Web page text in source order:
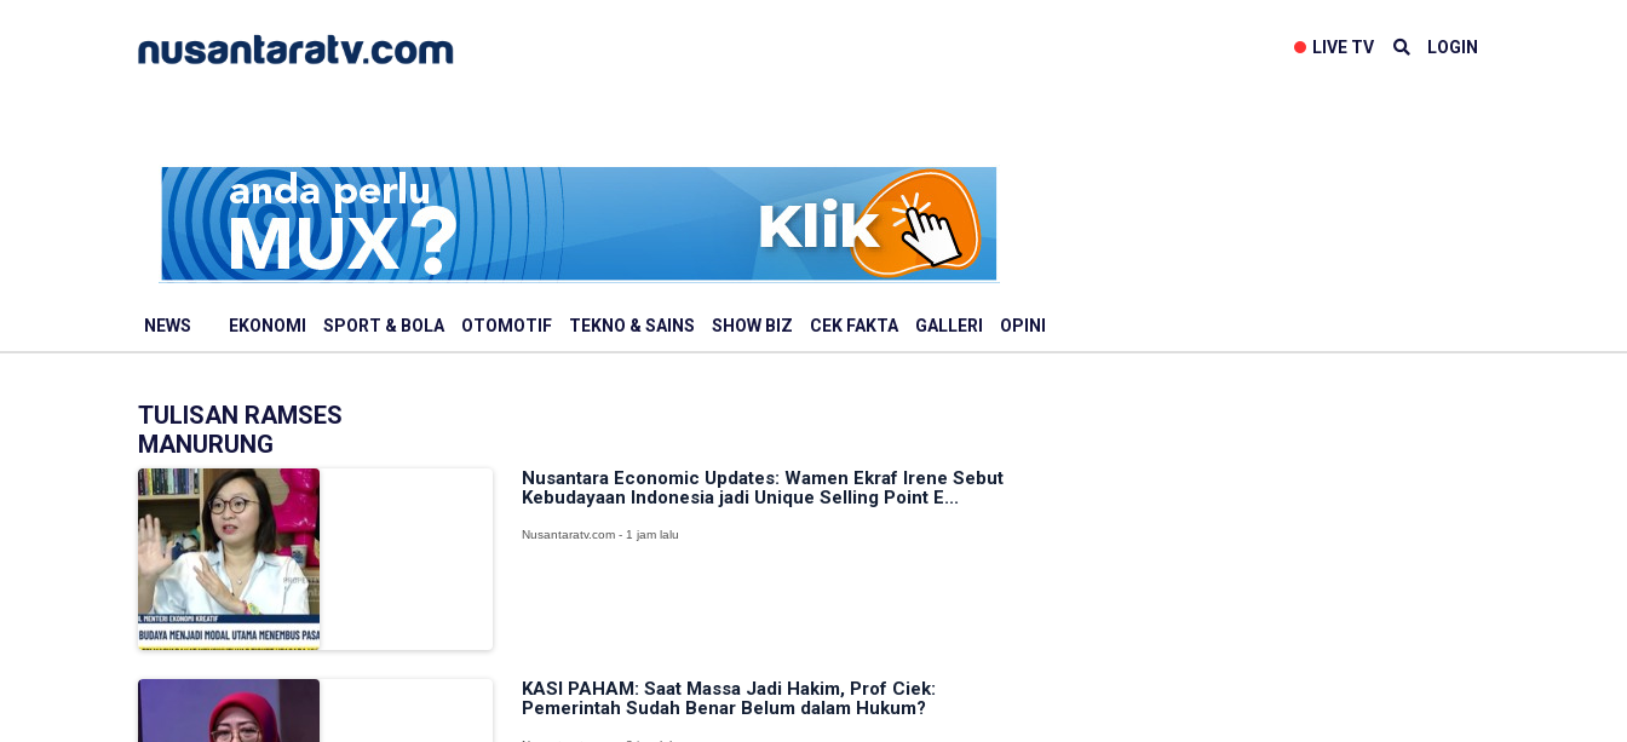
LIVE TV LOGIN
NEWS EKONOMI SPORT & BOLA OTOMOTIF TEKNO & SAINS SHOW BIZ CEK FAKTA GALLERI OPINI
TULISAN RAMSES
MANURUNG
Nusantara Economic Updates: Wamen Ekraf Irene Sebut
Kebudayaan Indonesia jadi Unique Selling Point E...
Nusantaratv.com - 1 jam lalu
KASI PAHAM: Saat Massa Jadi Hakim, Prof Ciek:
Pemerintah Sudah Benar Belum dalam Hukum?